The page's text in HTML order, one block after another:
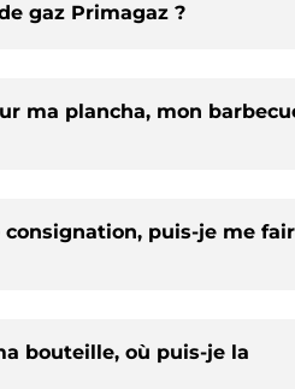
gaz Primagaz ?
ma plancha, mon
puis-je me
bouteille, où puis-je la